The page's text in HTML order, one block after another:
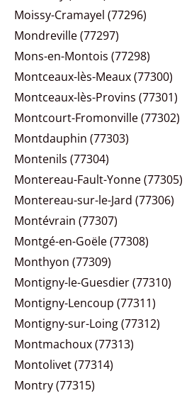
Moissy-Cramayel (77296)
Mondreville (77297)
Mons-en-Montois (77298)
Montceaux-lès-Meaux (77300)
Montceaux-lès-Provins (77301)
Montcourt-Fromonville (77302)
Montdauphin (77303)
Montenils (77304)
Montereau-Fault-Yonne (77305)
Montereau-sur-le-Jard (77306)
Montévrain (77307)
Montgé-en-Goële (77308)
Monthyon (77309)
Montigny-le-Guesdier (77310)
Montigny-Lencoup (77311)
Montigny-sur-Loing (77312)
Montmachoux (77313)
Montolivet (77314)
Montry (77315)